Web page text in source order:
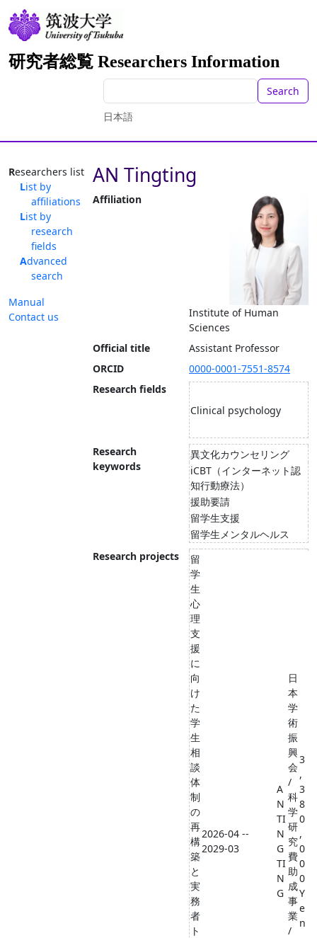
研究者総覧 Researchers Information
Search
日本語
Researchers list
List by
affiliations
List by
research
fields
Advanced
search
Manual
Contact us
AN Tingting
Affiliation
Institute of Human
Sciences
Official title
Assistant Professor
ORCID
0000-0001-7551-8574
Research fields
Clinical psychology
Research
keywords
異文化カウンセリング
iCBT（インターネット認
知行動療法）
援助要請
留学生支援
留学生メンタルヘルス
Research projects
留
学
生
心
理
支
援
に
向
け
た
学
生
相
談
体
制
の
再
構
築
と
実
務
者
ト
2026-04 --
2029-03
A
N
TI
N
G
TI
N
G
日
本
学
術
振
興
会
/
科
学
研
究
費
助
成
事
業
/
3
,
3
8
0
,
0
0
0
Y
e
n